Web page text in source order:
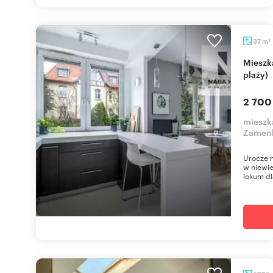
37 m2
Mieszkanie 37 m² w Sopocie (centrum, blisko
plaży)
2 700
Urocze
w
lokum